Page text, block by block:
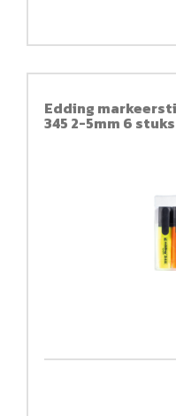
Edding
345 2-5mm 6 stuks